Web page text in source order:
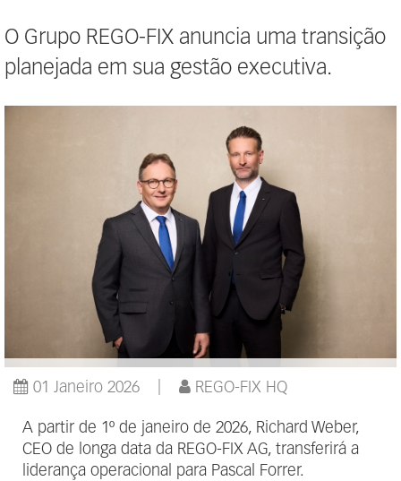
O Grupo REGO-FIX anuncia uma transição
planejada em sua gestão executiva.
01 Janeiro 2026 REGO-FIX HQ
A partir de 1º de janeiro de 2026, Richard Weber,
CEO de longa data da REGO-FIX AG, transferirá a
liderança operacional para Pascal Forrer.